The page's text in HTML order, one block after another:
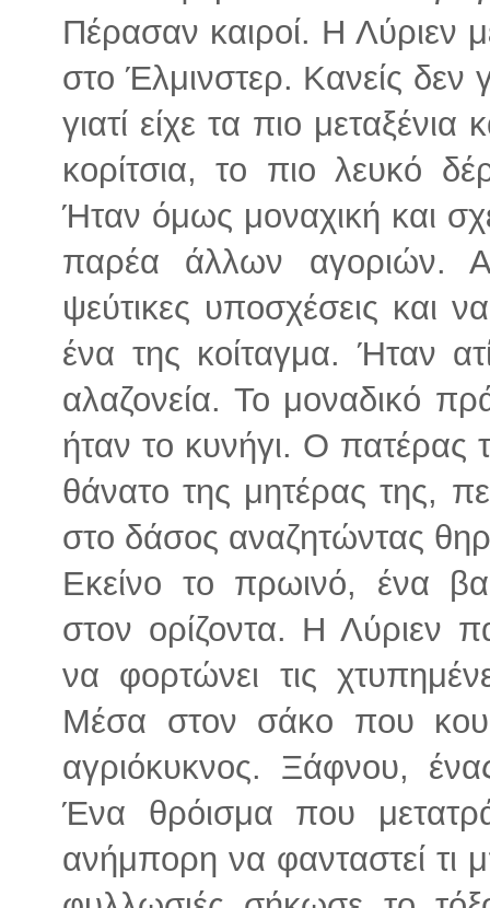
Πέρασαν καιροί. Η Λύριεν
στο Έλμινστερ. Κανείς δεν
γιατί είχε τα πιο
κορίτσια, το πιο λευκό
Ήταν όμως μοναχική και
παρέα άλλων αγοριών.
ψεύτικες υποσχέσεις και
ένα της κοίταγμα. Ήταν
αλαζονεία. Το μοναδικό
ήταν το κυνήγι. Ο πατέρας
θάνατο της μητέρας της,
στο δάσος αναζητώντας
Εκείνο το πρωινό, ένα
στον ορίζοντα. Η Λύριεν
να φορτώνει τις
Μέσα στον σάκο που
αγριόκυκνος. Ξάφνου,
Ένα θρόισμα που
ανήμπορη να φανταστεί τι